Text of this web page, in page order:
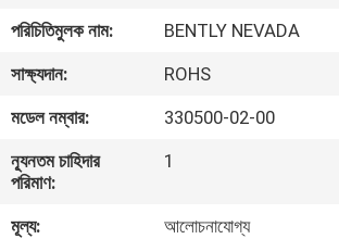
আমাদের
সম্পর্কে
কারখানা
ভ্রমণ
পরিচিতিমুলক নাম:
BENTLY NEVADA
সাক্ষ্যদান:
ROHS
মডেল নম্বার:
330500-02-00
ন্যূনতম চাহিদার
পরিমাণ:
1
মূল্য:
আলোচনাযোগ্য